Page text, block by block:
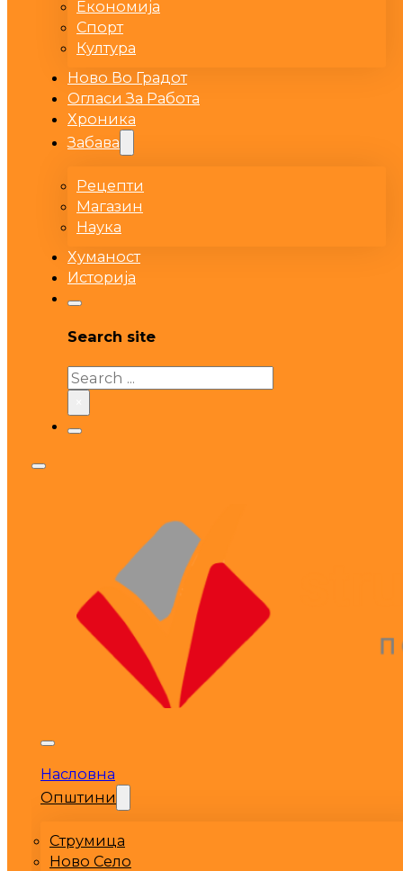
Економија
Спорт
Култура
Ново Во Градот
Огласи За Работа
Хроника
Забава
Рецепти
Магазин
Наука
Хуманост
Историја
Search site
Search
Насловна
Општини
Струмица
Ново Село